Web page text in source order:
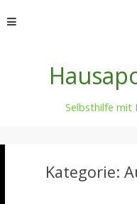
to
Selbsthilfe mit
Kategorie: